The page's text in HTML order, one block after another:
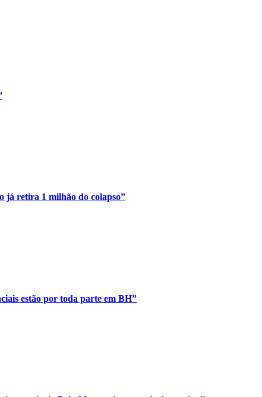
já retira 1 milhão do colapso”
estão por toda parte em BH”